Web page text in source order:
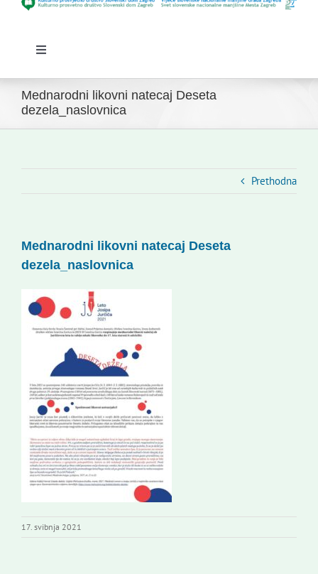
Toggle
Početna
Novosti
Slovenski dom Zagreb
Mednarodni likovni natecaj Deseta
dezela_naslovnica
Prethodna
Mednarodni likovni natecaj Deseta
dezela_naslovnica
17. svibnja 2021